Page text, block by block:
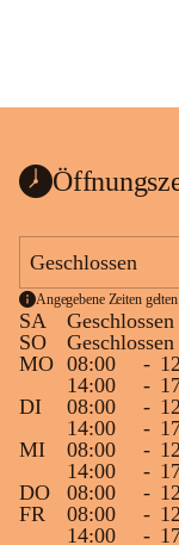
Geschlossen
Angegebene Zeiten
SA
Geschlossen
SO
Geschlossen
MO 08:00 -
14:00
-
DI
08:00 -
14:00
-
MI
08:00 -
14:00
-
DO
08:00 -
FR
08:00 -
14:00
-